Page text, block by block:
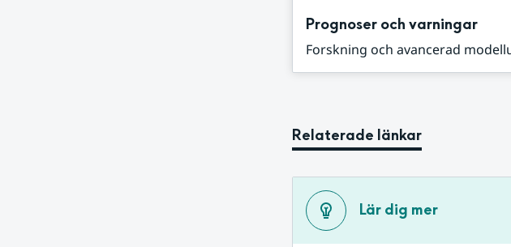
Prognoser och varningar
Forskning och avancerad
Relaterade länkar
Lär dig mer